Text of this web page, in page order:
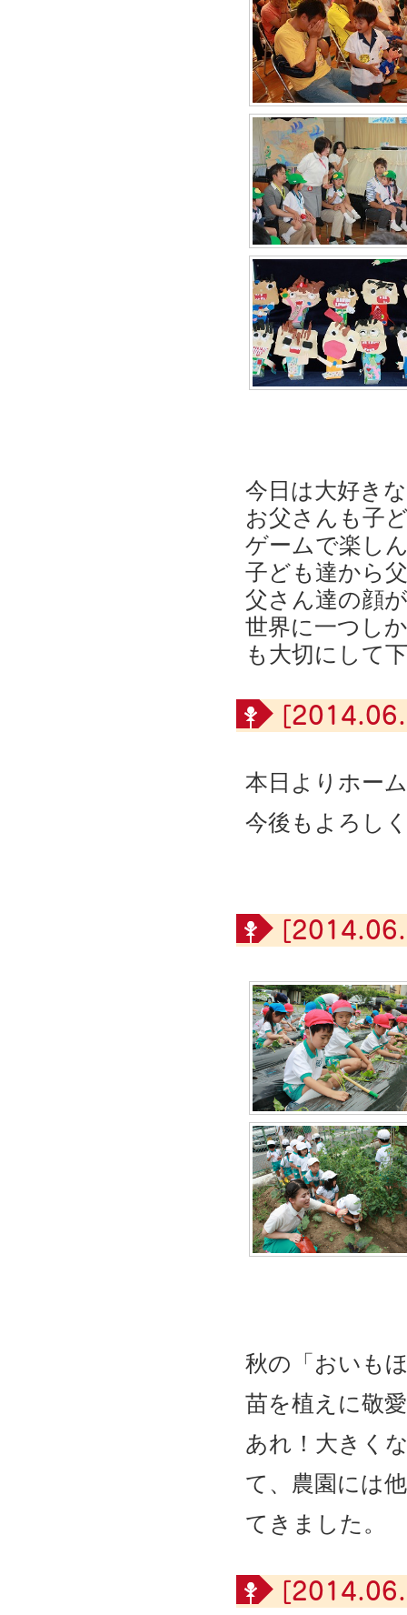
今日は大好き
お父さんも子
ゲームで楽し
子ども達から
父さん達の顔
世界に一つし
も大切にして
本日よりホー
今後もよろし
秋の「おいも
苗を植えに敬
あれ！大きく
て、農園には
てきました。